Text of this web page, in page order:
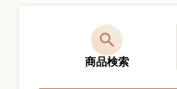
商品検索